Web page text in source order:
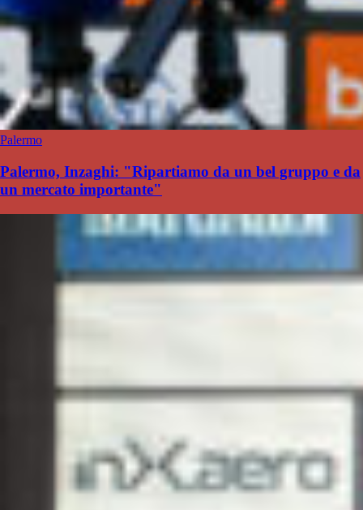
Palermo
Palermo, Inzaghi: "Ripartiamo da un bel gruppo e da
un mercato importante"